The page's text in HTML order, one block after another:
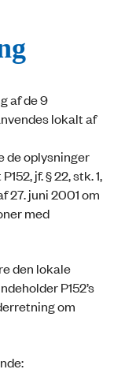
af de 9
lokalt af
de oplysninger
jf. § 22, stk. 1,
27. juni 2001 om
med
den lokale
P152’s
om